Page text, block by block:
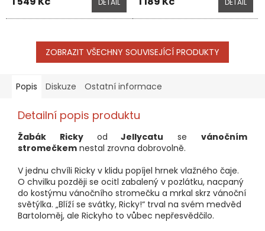
ZOBRAZIT VŠECHNY SOUVISEJÍCÍ PRODUKTY
Popis Diskuze Ostatní informace
Detailní popis produktu
Žabák Ricky od Jellycatu sevánočním
stromečkem nestal zrovna dobrovolně.
V jednu chvíli Ricky v klidu popíjel hrnek vlažného čaje.
O chvilku později se ocitl zabalený v pozlátku, nacpaný
do kostýmu vánočního stromečku a mrkal skrz vánoční
světýlka. „Blíží se svátky, Ricky!“ trval na svém medvěd
Bartoloměj, ale Rickyho to vůbec nepřesvědčilo.